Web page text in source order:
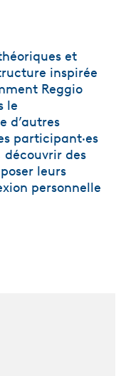
et
inspirée
Reggio
le
d’autres
participant·es
découvrir des
leurs
personnelle